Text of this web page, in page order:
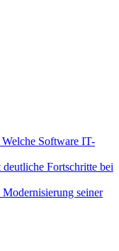
Software IT-
Fortschritte bei
seiner